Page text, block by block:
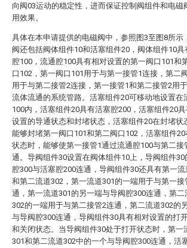
向阀03运动的稳定性，进而保证控制阀组件和电磁
用效果。
具体在本申请提供的电磁阀中，参照图3至图8所示
阀还包括阀体组件10和活塞组件20，阀体组件10具
腔100，流通腔100具有相对设置的第一阀口101和
口102，第一阀口101用于与第一接管1连接，第二
用于与第二接管2连接，第一接管1和第二接管2用
流体流通的系统管路。活塞组件20可移动地设置在
100内，活塞组件20具有活塞腔200，活塞组件20
设置的导通状态和封堵状态，活塞组件20在封堵状
能够封堵第一阀口101和第二阀口102，活塞组件20
状态时，能够使第一接管1通过流通腔100与第二接
通。导阀组件30设置在阀体组件10上，导阀组件30
腔300与活塞腔200连通，导阀组件30还具有第一流
和第二流道302，第一流道301的一端用于与第一接
通，第一流道301的另一端与导阀腔300连通，第二
302的一端用于与第二接管2连通，第二流道302的
与导阀腔300连通，导阀组件30具有相对设置的打
和关闭状态。当导阀组件30处于打开状态时，第一
301和第二流道302中的一个与导阀腔300连通，活